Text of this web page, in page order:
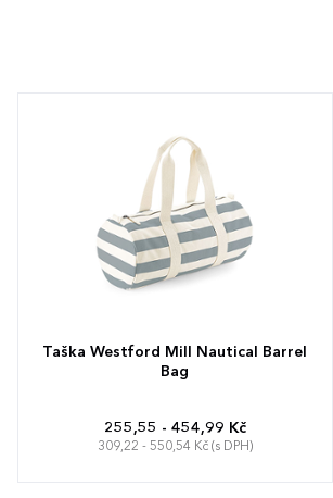
Taška Westford Mill Nautical Barrel
Bag
255,55 - 454,99 Kč
309,22 - 550,54 Kč (s DPH)